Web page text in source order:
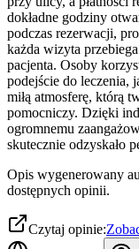
dokładne godziny
podczas rezerwacji,
każda wizyta
pacjenta. Osoby
podejście do leczenia,
miłą atmosferę, którą
pomocniczy. Dzięki
ogromnemu
skutecznie odzyskało
Opis wygenerowany
dostępnych opinii.
Czytaj opinie: